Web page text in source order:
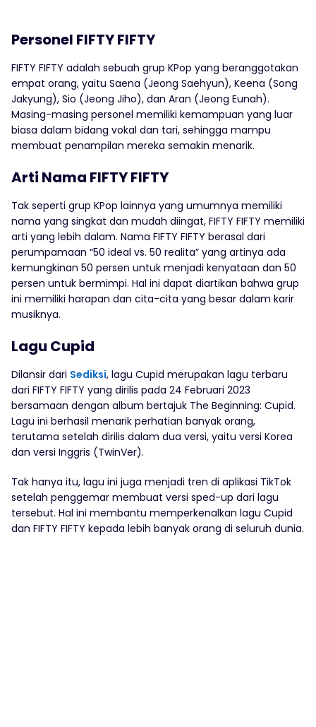
Personel FIFTY FIFTY
FIFTY FIFTY adalah sebuah grup KPop yang beranggotakan
empat orang, yaitu Saena (Jeong Saehyun), Keena (Song
Jakyung), Sio (Jeong Jiho), dan Aran (Jeong Eunah).
Masing-masing personel memiliki kemampuan yang luar
biasa dalam bidang vokal dan tari, sehingga mampu
membuat penampilan mereka semakin menarik.
Arti Nama FIFTY FIFTY
Tak seperti grup KPop lainnya yang umumnya memiliki
nama yang singkat dan mudah diingat, FIFTY FIFTY memiliki
arti yang lebih dalam. Nama FIFTY FIFTY berasal dari
perumpamaan “50 ideal vs. 50 realita” yang artinya ada
kemungkinan 50 persen untuk menjadi kenyataan dan 50
persen untuk bermimpi. Hal ini dapat diartikan bahwa grup
ini memiliki harapan dan cita-cita yang besar dalam karir
musiknya.
Lagu Cupid
Dilansir dari Sediksi, lagu Cupid merupakan lagu terbaru
dari FIFTY FIFTY yang dirilis pada 24 Februari 2023
bersamaan dengan album bertajuk The Beginning: Cupid.
Lagu ini berhasil menarik perhatian banyak orang,
terutama setelah dirilis dalam dua versi, yaitu versi Korea
dan versi Inggris (TwinVer).
Tak hanya itu, lagu ini juga menjadi tren di aplikasi TikTok
setelah penggemar membuat versi sped-up dari lagu
tersebut. Hal ini membantu memperkenalkan lagu Cupid
dan FIFTY FIFTY kepada lebih banyak orang di seluruh dunia.